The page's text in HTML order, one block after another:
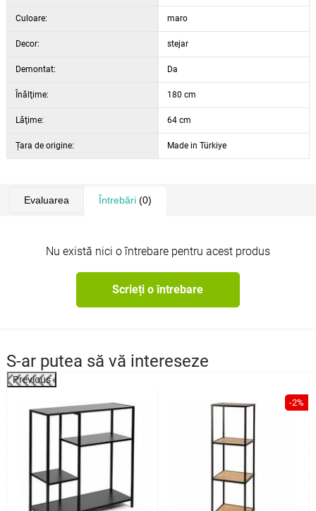
Culoare: maro
Decor: stejar
Demontat: Da
Înălţime: 180 cm
Lăţime: 64 cm
Țara de origine: Made in Türkiye
Evaluarea Întrebări(0)
Nu există nici o întrebare pentru acest produs
Scrieți o întrebare
S-ar putea să vă intereseze
Previous
-2%